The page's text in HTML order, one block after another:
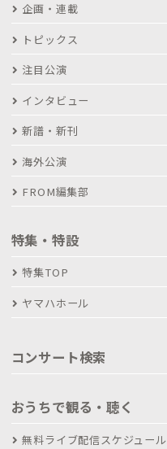
企画・連載
トピックス
注目公演
インタビュー
新譜・新刊
海外公演
FROM編集部
特集・特設
特集TOP
ヤマハホール
コンサート検索
おうちで観る・聴く
無料ライブ配信スケジュール